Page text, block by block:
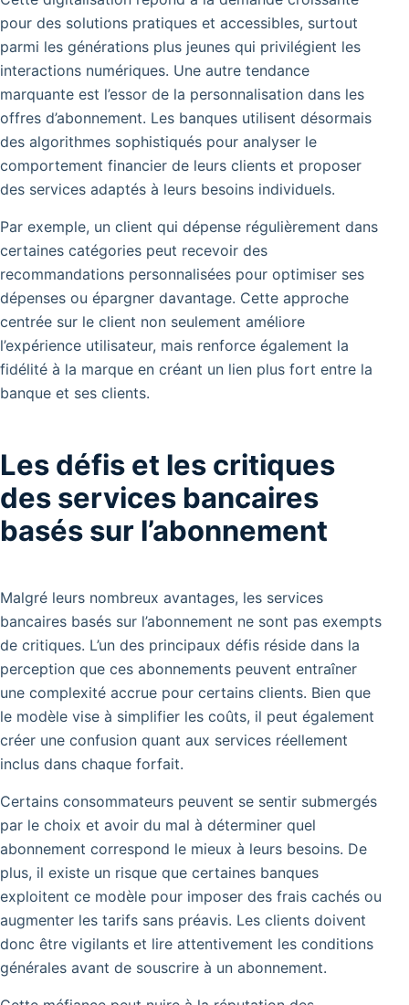
pour des solutions pratiques et accessibles, surtout
parmi les générations plus jeunes qui privilégient les
interactions numériques. Une autre tendance
marquante est l’essor de la personnalisation dans les
offres d’abonnement. Les banques utilisent désormais
des algorithmes sophistiqués pour analyser le
comportement financier de leurs clients et proposer
des services adaptés à leurs besoins individuels.
Par exemple, un client qui dépense régulièrement dans
certaines catégories peut recevoir des
recommandations personnalisées pour optimiser ses
dépenses ou épargner davantage. Cette approche
centrée sur le client non seulement améliore
l’expérience utilisateur, mais renforce également la
fidélité à la marque en créant un lien plus fort entre la
banque et ses clients.
Les défis et les critiques
des services bancaires
basés sur l’abonnement
Malgré leurs nombreux avantages, les services
bancaires basés sur l’abonnement ne sont pas exempts
de critiques. L’un des principaux défis réside dans la
perception que ces abonnements peuvent entraîner
une complexité accrue pour certains clients. Bien que
le modèle vise à simplifier les coûts, il peut également
créer une confusion quant aux services réellement
inclus dans chaque forfait.
Certains consommateurs peuvent se sentir submergés
par le choix et avoir du mal à déterminer quel
abonnement correspond le mieux à leurs besoins. De
plus, il existe un risque que certaines banques
exploitent ce modèle pour imposer des frais cachés ou
augmenter les tarifs sans préavis. Les clients doivent
donc être vigilants et lire attentivement les conditions
générales avant de souscrire à un abonnement.